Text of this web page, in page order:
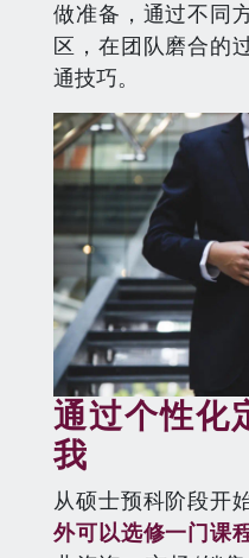
做准备，通过不同
区，在团队磨合的
通技巧。
通过个性化
我
从硕士预科阶段开
外可以选修一门课